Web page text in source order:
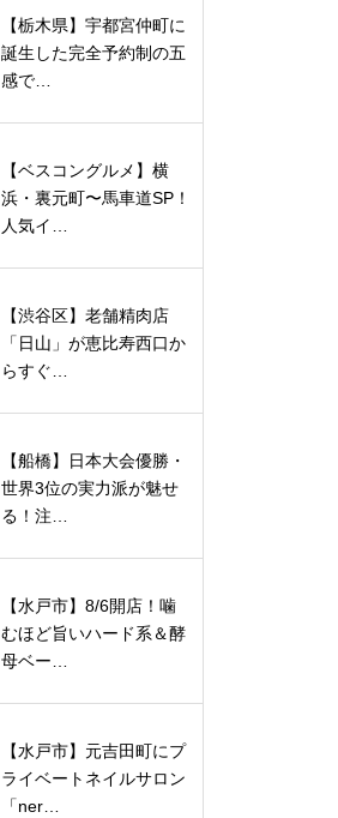
【栃木県】宇都宮仲町に
誕生した完全予約制の五
感で…
【ベスコングルメ】横
浜・裏元町〜馬車道SP！
人気イ…
【渋谷区】老舗精肉店
「日山」が恵比寿西口か
らすぐ…
【船橋】日本大会優勝・
世界3位の実力派が魅せ
る！注…
【水戸市】8/6開店！噛
むほど旨いハード系＆酵
母ベー…
【水戸市】元吉田町にプ
ライベートネイルサロン
「ner…